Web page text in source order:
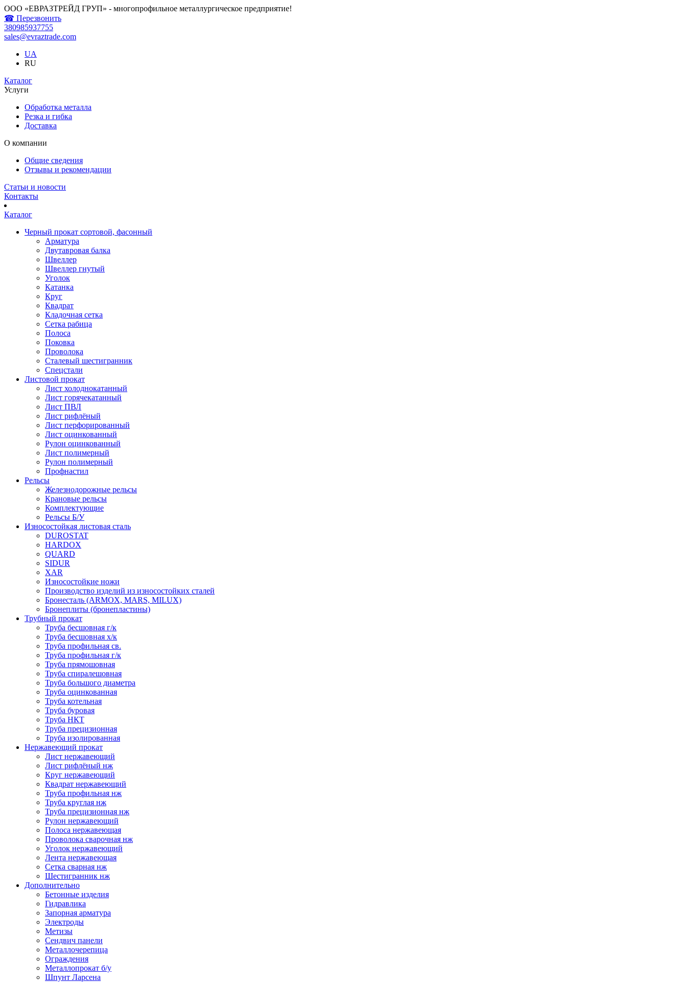
ООО «ЕВРАЗТРЕЙД ГРУП» - многопрофильное металлургическое предприятие!
☎ Перезвонить
380985937755
sales@evraztrade.com
UA
RU
Каталог
Услуги
Обработка металла
Резка и гибка
Доставка
О компании
Общие сведения
Отзывы и рекомендации
Статьи и новости
Контакты
Каталог
Черный прокат сортовой, фасонный
Арматура
Двутавровая балка
Швеллер
Швеллер гнутый
Уголок
Катанка
Круг
Квадрат
Кладочная сетка
Сетка рабица
Полоса
Поковка
Проволока
Сталевый шестигранник
Спецстали
Листовой прокат
Лист холоднокатанный
Лист горячекатанный
Лист ПВЛ
Лист рифлёный
Лист перфорированный
Лист оцинкованный
Рулон оцинкованный
Лист полимерный
Рулон полимерный
Профнастил
Рельсы
Железнодорожные рельсы
Крановые рельсы
Комплектующие
Рельсы Б/У
Износостойкая листовая сталь
DUROSTAT
HARDOX
QUARD
SIDUR
XAR
Износостойкие ножи
Производство изделий из износостойких сталей
Бронесталь (ARMOX, MARS, MILUX)
Бронеплиты (бронепластины)
Трубный прокат
Труба бесшовная г/к
Труба бесшовная х/к
Труба профильная св.
Труба профильная г/к
Труба прямошовная
Труба спиралешовная
Труба большого диаметра
Труба оцинкованная
Труба котельная
Труба буровая
Труба НКТ
Труба прецизионная
Труба изолированная
Нержавеющий прокат
Лист нержавеющий
Лист рифлёный нж
Круг нержавеющий
Квадрат нержавеющий
Труба профильная нж
Труба круглая нж
Труба прецизионная нж
Рулон нержавеющий
Полоса нержавеющая
Проволока сварочная нж
Уголок нержавеющий
Лента нержавеющая
Сетка сварная нж
Шестигранник нж
Дополнительно
Бетонные изделия
Гидравлика
Запорная арматура
Электроды
Метизы
Сендвич панели
Металлочерепица
Ограждения
Металлопрокат б/у
Шпунт Ларсена